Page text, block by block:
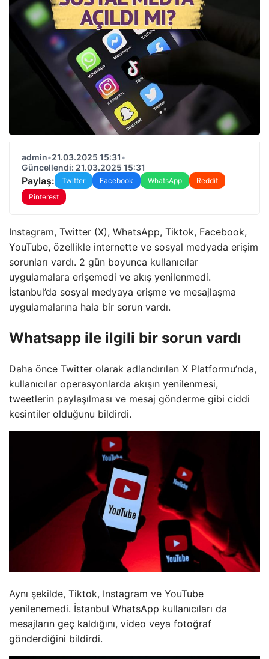
admin•21.03.2025 15:31•
Güncellendi: 21.03.2025 15:31
Paylaş: Twitter Facebook WhatsApp
Reddit
Pinterest
Instagram, Twitter (X), WhatsApp, Tiktok, Facebook,
YouTube, özellikle internette ve sosyal medyada erişim
sorunları vardı. 2 gün boyunca kullanıcılar
uygulamalara erişemedi ve akış yenilenmedi.
İstanbul’da sosyal medyaya erişme ve mesajlaşma
uygulamalarına hala bir sorun vardı.
Whatsapp ile ilgili bir sorun vardı
Daha önce Twitter olarak adlandırılan X Platformu’nda,
kullanıcılar operasyonlarda akışın yenilenmesi,
tweetlerin paylaşılması ve mesaj gönderme gibi ciddi
kesintiler olduğunu bildirdi.
Aynı şekilde, Tiktok, Instagram ve YouTube
yenilenemedi. İstanbul WhatsApp kullanıcıları da
mesajların geç kaldığını, video veya fotoğraf
gönderdiğini bildirdi.